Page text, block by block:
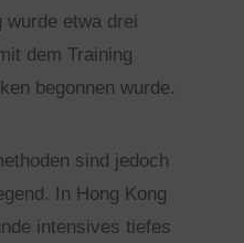
wurde etwa drei
dem Training
begonnen wurde.
sind jedoch
In Hong Kong
intensives tiefes